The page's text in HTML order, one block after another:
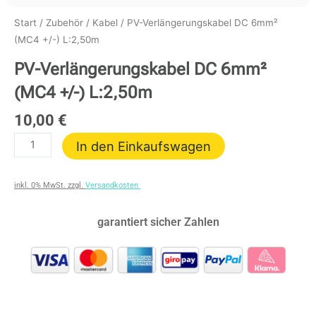
Start / Zubehör / Kabel / PV-Verlängerungskabel DC 6mm²
(MC4 +/-) L:2,50m
PV-Verlängerungskabel DC 6mm²
(MC4 +/-) L:2,50m
10,00 €
Verlängerungskabel
4mm²
Menge
In den Einkaufswagen
inkl. 0% MwSt. zzgl. Versandkosten
garantiert sicher Zahlen